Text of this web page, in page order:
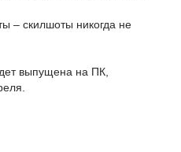
– скилшоты никогда не
выпущена на ПК,